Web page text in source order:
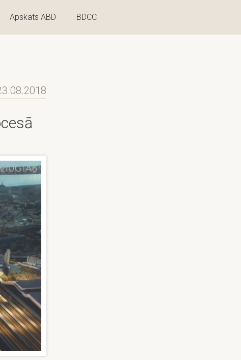
Apskats ABD BDCC